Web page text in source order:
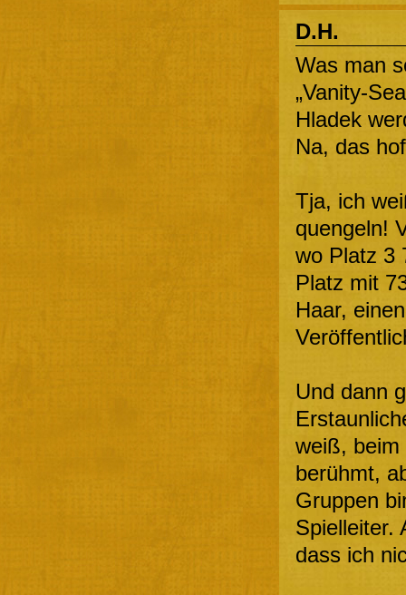
D.H.
Was man
„Vanity-
Hladek
Na, das
Tja, ich
quengeln!
wo Platz 3
Platz mit
Haar,
Und dann
weiß, beim
berühmt,
Gruppen
Spielleiter.
dass ich